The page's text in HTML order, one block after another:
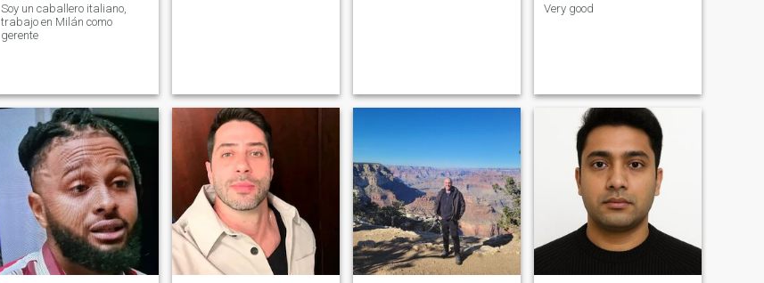
Soy un caballero italiano,
trabajo en Milán como
gerente
Very good